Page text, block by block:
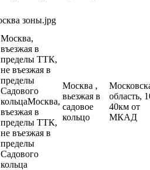
Москва,
въезжая в
пределы ТТК,
не въезжая в
пределы
Садового
кольцаМосква,
въезжая в
пределы ТТК,
не въезжая в
пределы
Садового
кольца
Москва ,
вьезжая в
садовое
кольцо
область,
40км от
МКАД